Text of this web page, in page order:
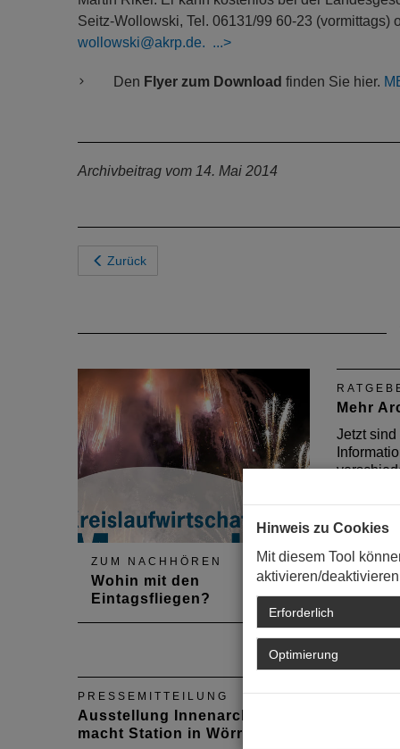
Seitz-Wollowski, Tel. 06131/99 60-23 (vormittags)
wollowski@akrp.de.
Den Flyer zum Download finden Sie hier.
Archivbeitrag vom 14. Mai 2014
Zurück
ZUM NACHHÖREN
Wohin mit den
Eintagsfliegen?
Podcastreihe Kreislaufwirtschaft
Messebau. Gefragt sind
nachhaltige Konzepte für ein
kurzes Leben.
Mehr
Jetzt
das
PRESSEMITTEILUNG
Ausstellung Innenarchitektur
macht Station in Wörrstadt
Hinweis zu Cookies
Mit diesem Tool
aktivieren/
Erforderlich
Optimierung